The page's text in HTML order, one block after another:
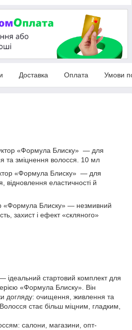
Доставка Оплата Умови
«Формула Блиску» — для
та зміцнення волосся. 10 мл
«Формула Блиску» — для
відновлення еластичності й
«Формула Блиску» — незмивний
захист і ефект «скляного»
ідеальний стартовий комплект для
«Формула Блиску». Він
догляду: очищення, живлення та
стає більш міцним, гладким,
салони, магазини, опт-